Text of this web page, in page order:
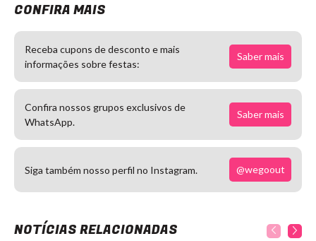
CONFIRA MAIS
Receba cupons de desconto e mais
informações sobre festas:
Saber mais
Confira nossos grupos exclusivos de
WhatsApp.
Saber mais
Siga também nosso perfil no Instagram. @wegoout
NOTÍCIAS RELACIONADAS